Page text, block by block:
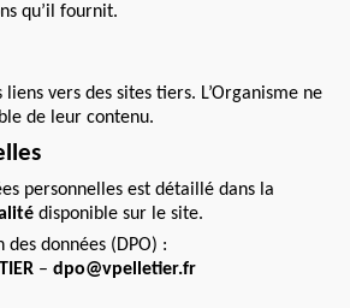
qu’il fournit.
vers des sites tiers. L’Organisme ne
de leur contenu.
personnelles est détaillé dans la
disponible sur le site.
données (DPO) :
– dpo@vpelletier.fr